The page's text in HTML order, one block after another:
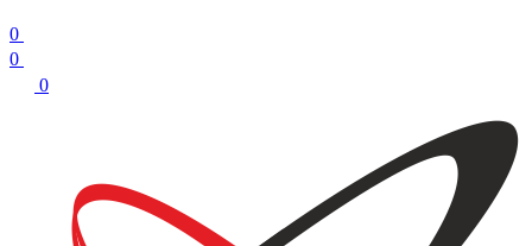
0
0
0